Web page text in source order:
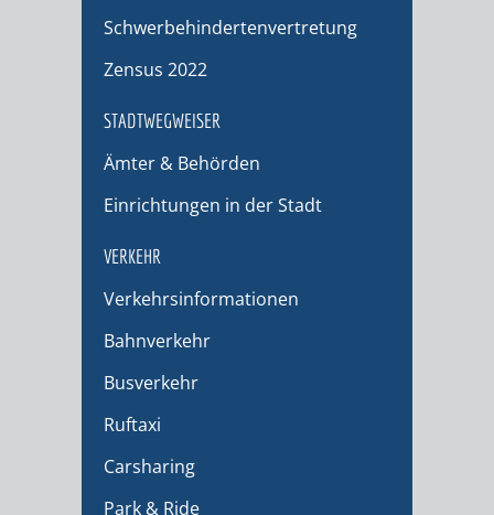
Schwerbehindertenvertretung
Zensus 2022
STADTWEGWEISER
Ämter & Behörden
Einrichtungen in der Stadt
VERKEHR
Verkehrsinformationen
Bahnverkehr
Busverkehr
Ruftaxi
Carsharing
Park & Ride